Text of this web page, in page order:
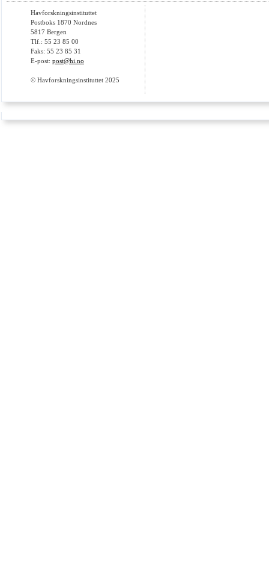
Havforskningsinstituttet
Postboks 1870 Nordnes
5817 Bergen
Tlf.: 55 23 85 00
Faks: 55 23 85 31
E-post: post@hi.no
© Havforskningsinstituttet 2025